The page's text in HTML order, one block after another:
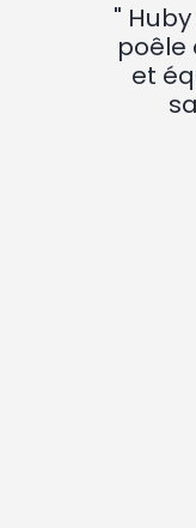
" Huby
poêle
et